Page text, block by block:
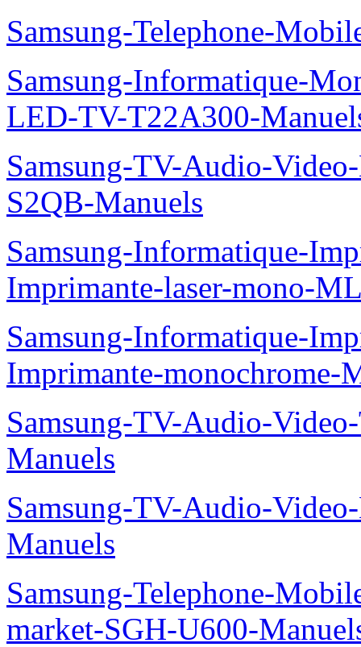
Samsung-Telephone-
Samsung-Informatique-
LED-TV-T22A300-
Samsung-TV-Audio-
S2QB-Manuels
Samsung-Informatique-
Imprimante-laser-mono-
Samsung-Informatique-
Imprimante-monochrome-
Samsung-TV-Audio-
Manuels
Samsung-TV-Audio-
Manuels
Samsung-Telephone-
market-SGH-U600-